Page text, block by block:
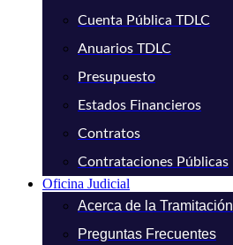
Cuenta Pública TDLC
Anuarios TDLC
Presupuesto
Estados Financieros
Contratos
Contrataciones Públicas
Oficina Judicial
Acerca de la Tramitación
Preguntas Frecuentes